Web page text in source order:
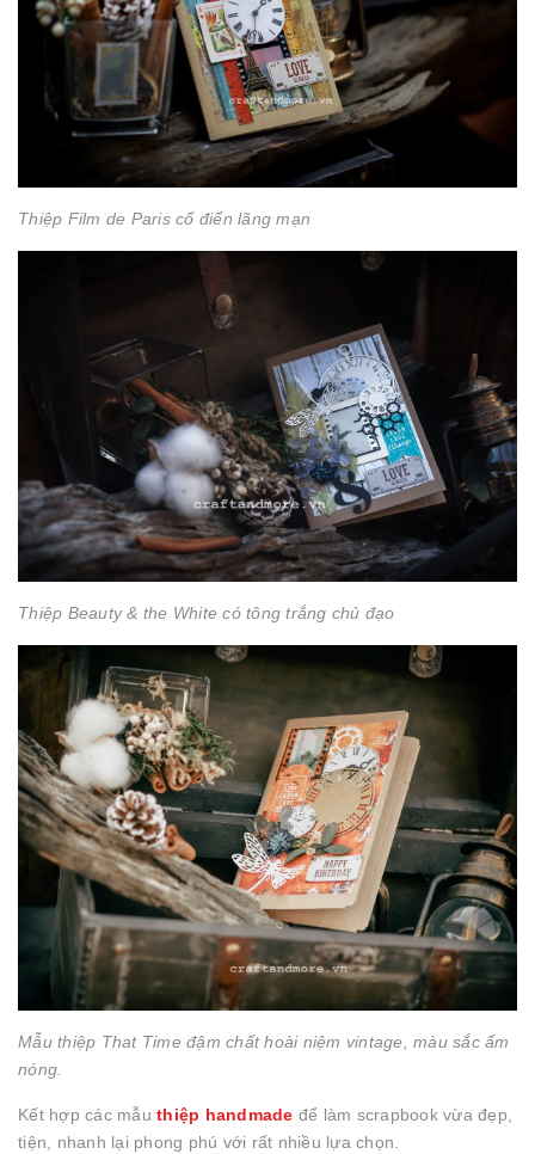
Thiệp Film de Paris cổ điển lãng mạn
Thiệp Beauty & the White có tông trắng chủ đạo
Mẫu thiệp That Time đậm chất hoài niệm vintage, màu sắc ấm
nóng.
Kết hợp các mẫu thiệp handmade để làm scrapbook vừa đẹp,
tiện, nhanh lại phong phú với rất nhiều lựa chọn.